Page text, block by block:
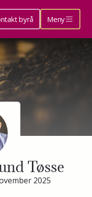
byrå Meny
Tøsse
2025